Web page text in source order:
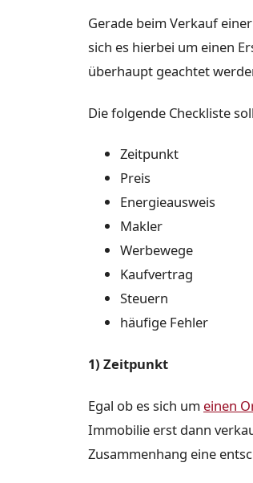
Gerade beim Verkauf
sich es hierbei um einen
überhaupt geachtet
Die folgende Checkliste
Zeitpunkt
Preis
Energieausweis
Makler
Werbewege
Kaufvertrag
Steuern
häufige Fehler
1) Zeitpunkt
Egal ob es sich um einen
Immobilie erst dann
Zusammenhang eine